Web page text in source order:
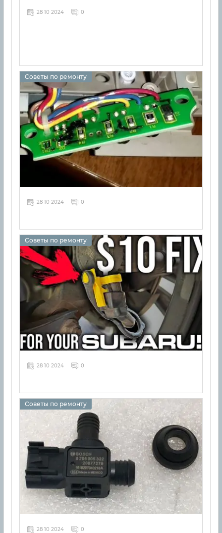
28 10 2024 0
Советы по ремонту
28 10 2024 0
Советы по ремонту
28 10 2024 0
Советы по ремонту
28 10 2024 0